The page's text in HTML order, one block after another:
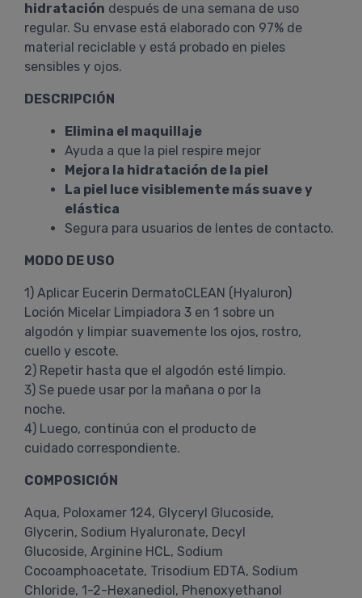
hidratación después de una semana de uso
regular. Su envase está elaborado con 97% de
material reciclable y está probado en pieles
sensibles y ojos.
DESCRIPCIÓN
Elimina el maquillaje
Ayuda a que la piel respire mejor
Mejora la hidratación de la piel
La piel luce visiblemente más suave y
elástica
Segura para usuarios de lentes de contacto.
MODO DE USO
1) Aplicar Eucerin DermatoCLEAN (Hyaluron)
Loción Micelar Limpiadora 3 en 1 sobre un
algodón y limpiar suavemente los ojos, rostro,
cuello y escote.
2) Repetir hasta que el algodón esté limpio.
3) Se puede usar por la mañana o por la
noche.
4) Luego, continúa con el producto de
cuidado correspondiente.
COMPOSICIÓN
Aqua, Poloxamer 124, Glyceryl Glucoside,
Glycerin, Sodium Hyaluronate, Decyl
Glucoside, Arginine HCL, Sodium
Cocoamphoacetate, Trisodium EDTA, Sodium
Chloride, 1-2-Hexanediol, Phenoxyethanol